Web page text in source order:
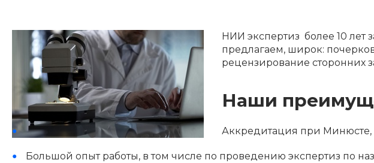
НИИ экспертиз более 10 лет
предлагаем, широк:
рецензирование сторонних
Наши
Аккредитация при Минюсте,
Большой опыт работы, в том числе по проведению экспертиз по